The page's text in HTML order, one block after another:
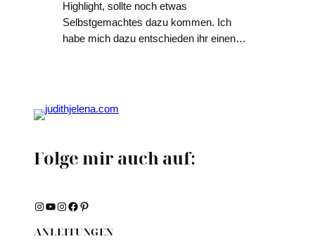
Highlight, sollte noch etwas
Selbstgemachtes dazu kommen. Ich
habe mich dazu entschieden ihr einen…
Folge mir auch auf:
Instagram YouTube Instagram Facebook Pinterest
ANLEITUNGEN